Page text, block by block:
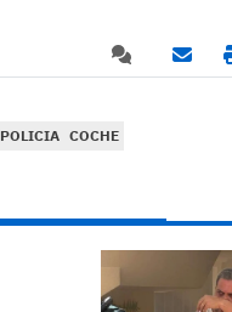
POLICIA COCHE